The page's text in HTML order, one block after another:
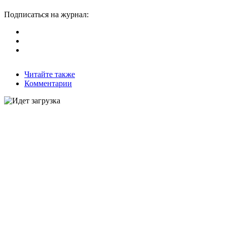
Подписаться на журнал:
Читайте также
Комментарии